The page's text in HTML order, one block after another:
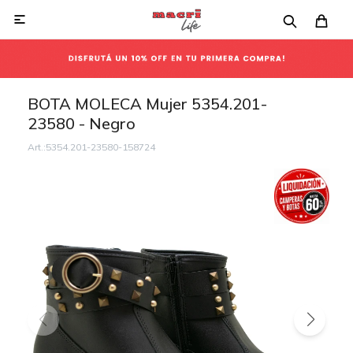

BOTA MOLECA Mujer 5354.201-
23580 - Negro
5354.201-23580-158724